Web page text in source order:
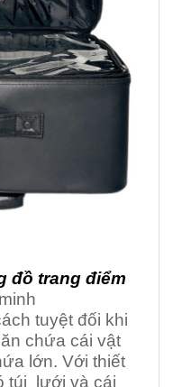
đồ trang điểm
tuyệt đối khi
chứa cái vật
lớn. Với thiết
túi lưới và cái